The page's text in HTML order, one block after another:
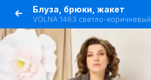
Блуза, брюки, жакет
VOLNA 1463 светло-коричневый